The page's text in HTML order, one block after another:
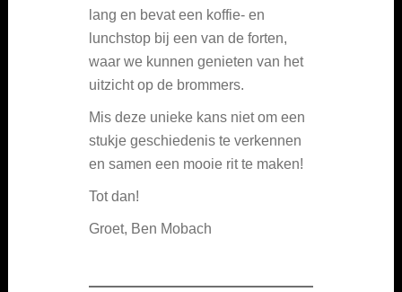
lang en bevat een koffie- en
lunchstop bij een van de forten,
waar we kunnen genieten van het
uitzicht op de brommers.
Mis deze unieke kans niet om een
stukje geschiedenis te verkennen
en samen een mooie rit te maken!
Tot dan!
Groet, Ben Mobach